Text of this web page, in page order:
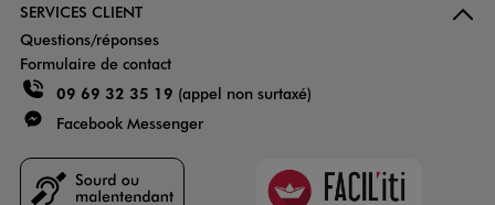
SERVICES CLIENT
Questions/réponses
Formulaire de contact
09 69 32 35 19 (appel non surtaxé)
Facebook Messenger
Faciliti